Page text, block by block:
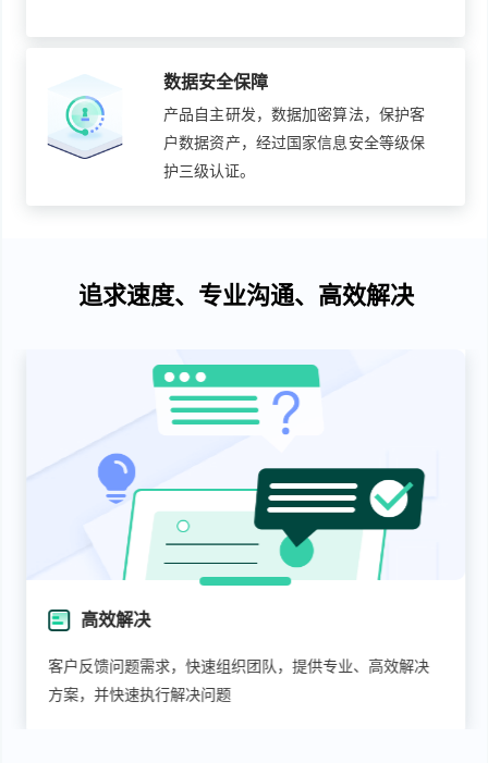
数据安全保障
产品自主研发，数据加密算法，保护客
户数据资产，经过国家信息安全等级保
护三级认证。
追求速度、专业沟通、高效解决
高效解决
客户反馈问题需求，快速组织团队，提供专业、高效解决
方案，并快速执行解决问题